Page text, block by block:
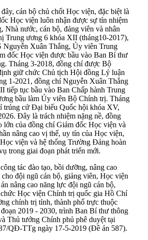
cán bộ chủ chốt Học viện, đặc biệt là
Học viện luôn nhận được sự tín nhiệm
Nhà nước, cán bộ, đảng viên và nhân
Trung ương 6 khóa XII (tháng10-2017),
Nguyễn Xuân Thắng, Ủy viên Trung
đốc Học viện được bầu vào Ban Bí thư
Tháng 3-2018, đồng chí được Bộ
giữ chức Chủ tịch Hội đồng Lý luận
1-2021, đồng chí Nguyễn Xuân Thắng
tiếp tục bầu vào Ban Chấp hành Trung
bầu làm Ủy viên Bộ Chính trị. Tháng
trúng cử Đại biểu Quốc hội khóa XV,
Đây là trách nhiệm nặng nề, đồng
lớn của đồng chí Giám đốc Học viện và
nâng cao vị thế, uy tín của Học viện,
viện và hệ thống Trường Đảng hoàn
trong giai đoạn phát triển mới.
tác đào tạo, bồi dưỡng, nâng cao
đội ngũ cán bộ, giảng viên, Học viện
nâng cao năng lực đội ngũ cán bộ,
Học viện Chính trị quốc gia Hồ Chí
chính trị tỉnh, thành phố trực thuộc
2019 - 2030, trình Ban Bí thư thông
Thủ tướng Chính phủ phê duyệt tại
QĐ-TTg ngày 17-5-2019 (Đề án 587).